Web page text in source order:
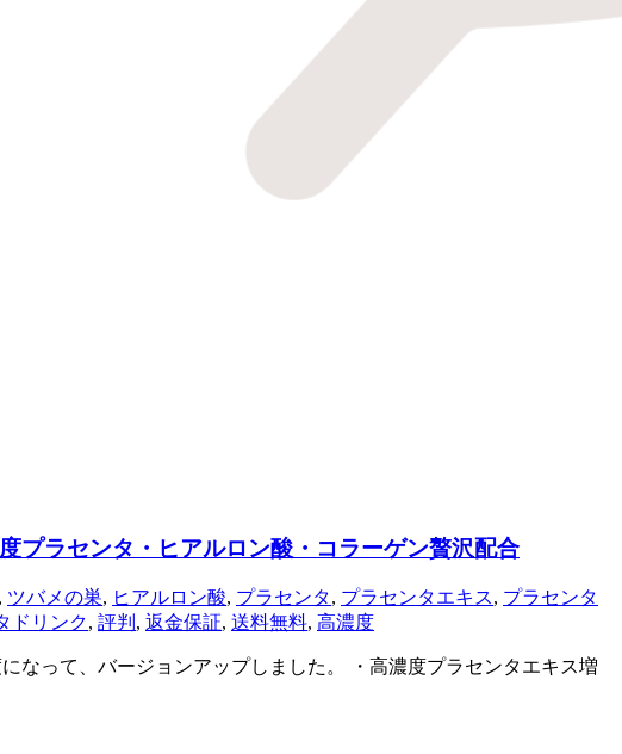
プラセンタ・ヒアルロン酸・コラーゲン贅沢配合
, ツバメの巣, ヒアルロン酸, プラセンタ, プラセンタエキス, プラセンタ
ドリンク, 評判 , 返金保証, 送料無料, 高濃度
なって、バージョンアップしました。 ・高濃度プラセンタエキス増